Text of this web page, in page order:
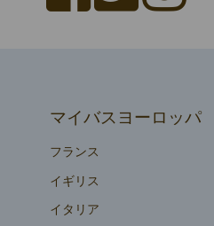
マイバスヨーロッパ
フランス
イギリス
イタリア